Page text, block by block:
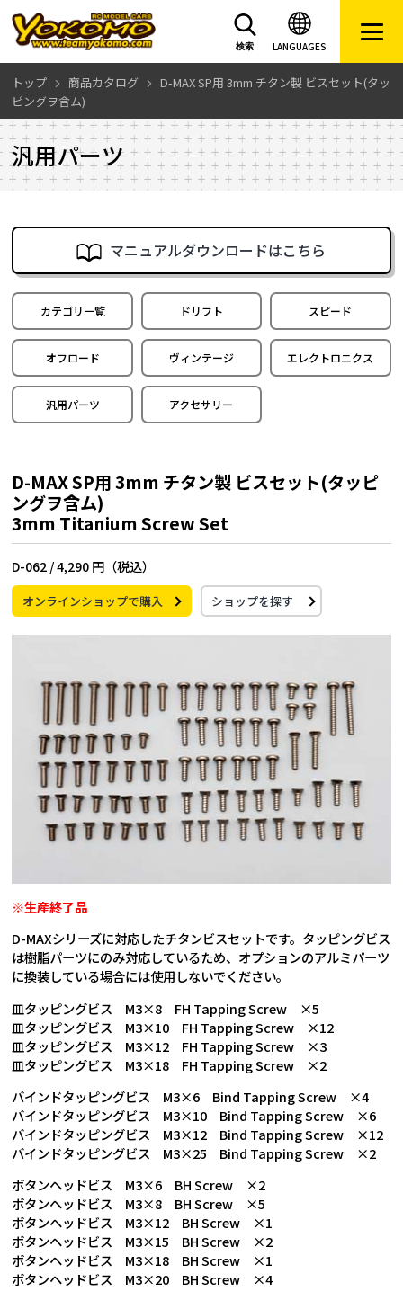
LANGUAGES
検索
トップ 商品カタログ
D-MAX SP用 3mm チタン製 ビスセット(タッ
ピングヲ含ム)
汎用パーツ
マニュアルダウンロードはこちら
カテゴリ一覧 ドリフト スピード
オフロード ヴィンテージ エレクトロニクス
汎用パーツ アクセサリー
D-MAX SP用 3mm チタン製 ビスセット(タッピ
ングヲ含ム)
3mm Titanium Screw Set
D-062 /4,290 円（税込）
オンラインショップで購入 ショップを探す
※生産終了品
D-MAXシリーズに対応したチタンビスセットです。タッピングビス
は樹脂パーツにのみ対応しているため、オプションのアルミパーツ
に換装している場合には使用しないでください。
皿タッピングビス M3×8 FH Tapping Screw ×5
皿タッピングビス M3×10 FH Tapping Screw ×12
皿タッピングビス M3×12 FH Tapping Screw ×3
皿タッピングビス M3×18 FH Tapping Screw ×2
バインドタッピングビス M3×6 Bind Tapping Screw ×4
バインドタッピングビス M3×10 Bind Tapping Screw ×6
バインドタッピングビス M3×12 Bind Tapping Screw ×12
バインドタッピングビス M3×25 Bind Tapping Screw ×2
ボタンヘッドビス M3×6 BH Screw ×2
ボタンヘッドビス M3×8 BH Screw ×5
ボタンヘッドビス M3×12 BH Screw ×1
ボタンヘッドビス M3×15 BH Screw ×2
ボタンヘッドビス M3×18 BH Screw ×1
ボタンヘッドビス M3×20 BH Screw ×4